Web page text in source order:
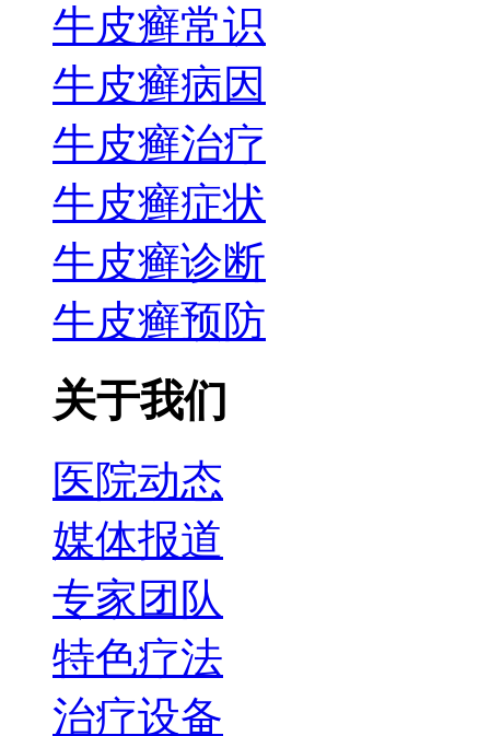
牛皮癣常识
牛皮癣病因
牛皮癣治疗
牛皮癣症状
牛皮癣诊断
牛皮癣预防
关于我们
医院动态
媒体报道
专家团队
特色疗法
治疗设备